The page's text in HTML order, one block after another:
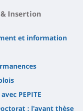
Insertion
et information
PEPITE
: l'avant thèse